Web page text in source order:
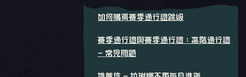
如何購買賽季通行證跳級
賽季通行證與賽季通行證：高階通行證
- 常見問題